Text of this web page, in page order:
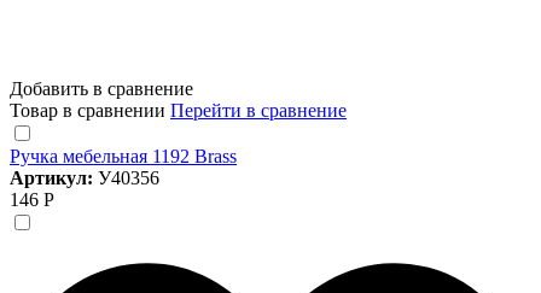
Добавить в сравнение
Товар в сравнении Перейти в сравнение
Ручка мебельная 1192 Brass
Артикул: У40356
146 Р